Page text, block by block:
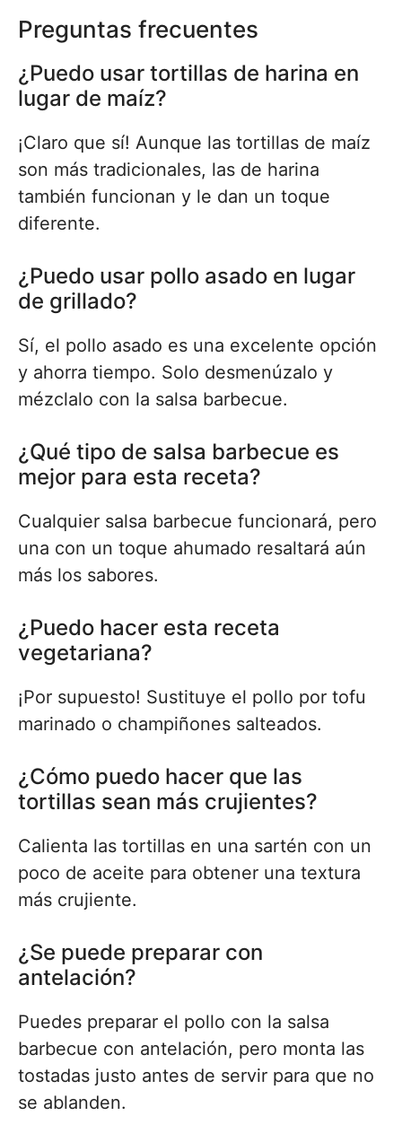
Preguntas frecuentes
¿Puedo usar tortillas de harina en
lugar de maíz?
¡Claro que sí! Aunque las tortillas de maíz
son más tradicionales, las de harina
también funcionan y le dan un toque
diferente.
¿Puedo usar pollo asado en lugar
de grillado?
Sí, el pollo asado es una excelente opción
y ahorra tiempo. Solo desmenúzalo y
mézclalo con la salsa barbecue.
¿Qué tipo de salsa barbecue es
mejor para esta receta?
Cualquier salsa barbecue funcionará, pero
una con un toque ahumado resaltará aún
más los sabores.
¿Puedo hacer esta receta
vegetariana?
¡Por supuesto! Sustituye el pollo por tofu
marinado o champiñones salteados.
¿Cómo puedo hacer que las
tortillas sean más crujientes?
Calienta las tortillas en una sartén con un
poco de aceite para obtener una textura
más crujiente.
¿Se puede preparar con
antelación?
Puedes preparar el pollo con la salsa
barbecue con antelación, pero monta las
tostadas justo antes de servir para que no
se ablanden.